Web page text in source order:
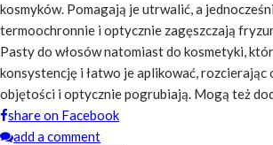
kosmyków. Pomagają je utrwalić, a
termoochronnie i optycznie zagęszczają
Pasty do włosów natomiast do kosmetyki,
konsystencję i łatwo je aplikować, rozcierając
objętości i optycznie pogrubiają. Mogą też
share on Facebook
add a comment